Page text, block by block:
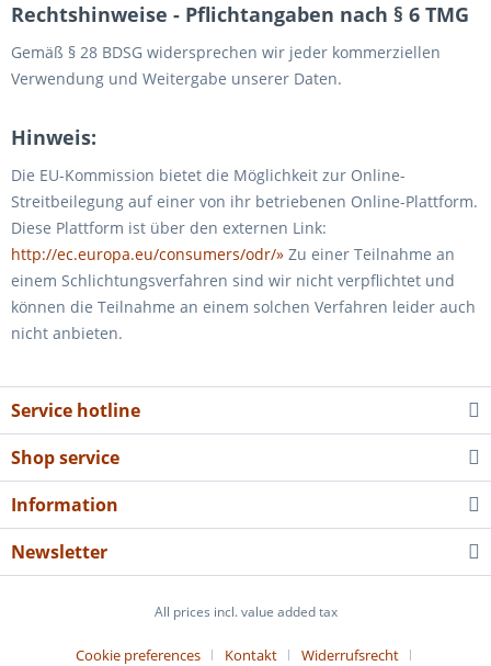
Rechtshinweise - Pflichtangaben nach § 6 TMG
Gemäß § 28 BDSG widersprechen wir jeder kommerziellen
Verwendung und Weitergabe unserer Daten.
Hinweis:
Die EU-Kommission bietet die Möglichkeit zur Online-
Streitbeilegung auf einer von ihr betriebenen Online-Plattform.
Diese Plattform ist über den externen Link:
http://ec.europa.eu/consumers/odr/» Zu einer Teilnahme an
einem Schlichtungsverfahren sind wir nicht verpflichtet und
können die Teilnahme an einem solchen Verfahren leider auch
nicht anbieten.
Service hotline
Shop service
Information
Newsletter
All prices incl. value added tax
Cookie preferences Kontakt Widerrufsrecht